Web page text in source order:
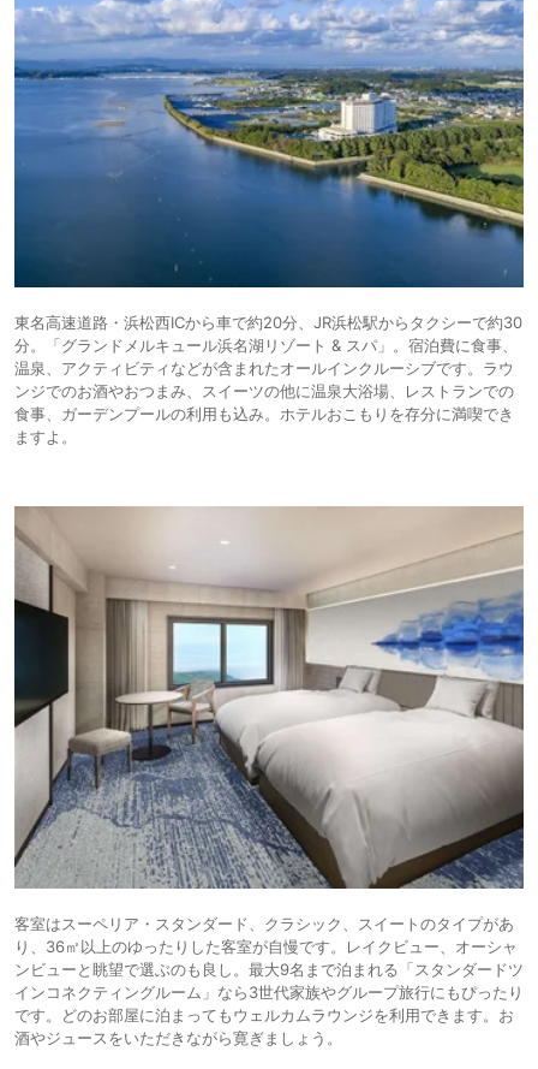
15.浜名湖わんわんパ
ラダイスホテル
10,512円〜
icotto
10,700円〜
楽天トラベル 旅館
東名高速道路・浜松西ICから車で約20分、JR浜松駅からタクシーで約30
分。「グランドメルキュール浜名湖リゾート & スパ」。宿泊費に食事、
温泉、アクティビティなどが含まれたオールインクルーシブです。ラウ
ンジでのお酒やおつまみ、スイーツの他に温泉大浴場、レストランでの
食事、ガーデンプールの利用も込み。ホテルおこもりを存分に満喫でき
ますよ。
客室はスーペリア・スタンダード、クラシック、スイートのタイプがあ
り、36㎡以上のゆったりした客室が自慢です。レイクビュー、オーシャ
ンビューと眺望で選ぶのも良し。最大9名まで泊まれる「スタンダードツ
インコネクティングルーム」なら3世代家族やグループ旅行にもぴったり
です。どのお部屋に泊まってもウェルカムラウンジを利用できます。お
酒やジュースをいただきながら寛ぎましょう。